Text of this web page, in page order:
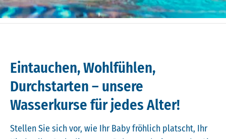
Eintauchen, Wohlfühlen,
Durchstarten – unsere
Wasserkurse für jedes Alter!
Stellen Sie sich vor, wie Ihr Baby fröhlich platscht, Ihr